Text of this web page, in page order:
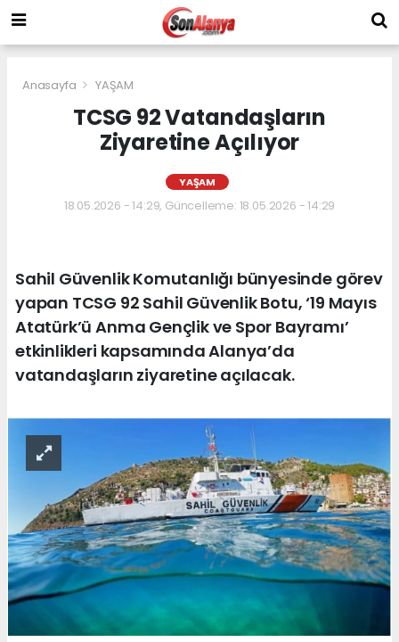
Anasayfa YAŞAM
TCSG 92 Vatandaşların
Ziyaretine Açılıyor
YAŞAM
18.05.2026 - 14:29, Güncelleme: 18.05.2026 - 14:29
Sahil Güvenlik Komutanlığı bünyesinde görev
yapan TCSG 92 Sahil Güvenlik Botu, ‘19 Mayıs
Atatürk’ü Anma Gençlik ve Spor Bayramı’
etkinlikleri kapsamında Alanya’da
vatandaşların ziyaretine açılacak.